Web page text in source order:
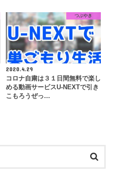
つぶやき
2020.4.29
コロナ自粛は３１日間無料で楽し
める動画サービスU-NEXTで引き
こもろうぜっ…